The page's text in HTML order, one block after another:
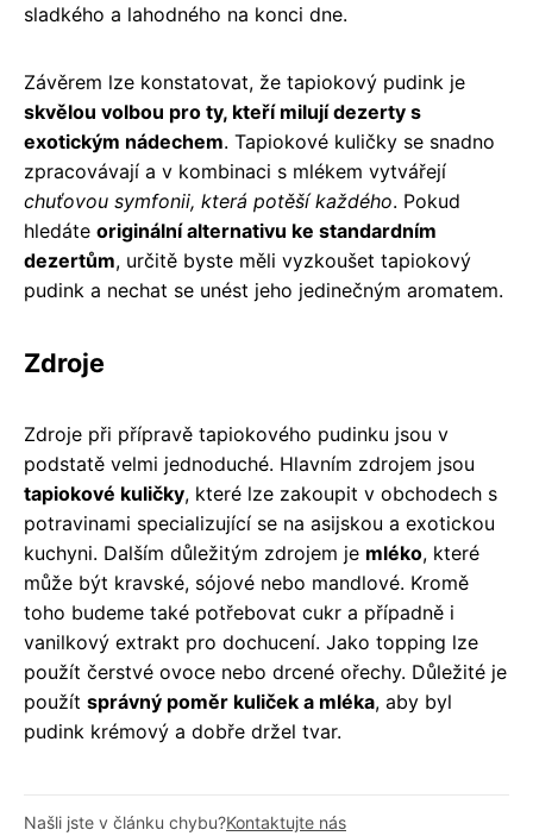
sladkého a lahodného na konci dne.
Závěrem lze konstatovat, že tapiokový pudink je
skvělou volbou pro ty, kteří milují dezerty s
exotickým nádechem. Tapiokové kuličky se snadno
zpracovávají a v kombinaci s mlékem vytvářejí
chuťovou symfonii, která potěší každého. Pokud
hledáte originální alternativu ke standardním
dezertům, určitě byste měli vyzkoušet tapiokový
pudink a nechat se unést jeho jedinečným aromatem.
Zdroje
Zdroje při přípravě tapiokového pudinku jsou v
podstatě velmi jednoduché. Hlavním zdrojem jsou
tapiokové kuličky, které lze zakoupit v obchodech s
potravinami specializující se na asijskou a exotickou
kuchyni. Dalším důležitým zdrojem je mléko, které
může být kravské, sójové nebo mandlové. Kromě
toho budeme také potřebovat cukr a případně i
vanilkový extrakt pro dochucení. Jako topping lze
použít čerstvé ovoce nebo drcené ořechy. Důležité je
použít správný poměr kuliček a mléka, aby byl
pudink krémový a dobře držel tvar.
Našli jste v článku chybu?Kontaktujte nás